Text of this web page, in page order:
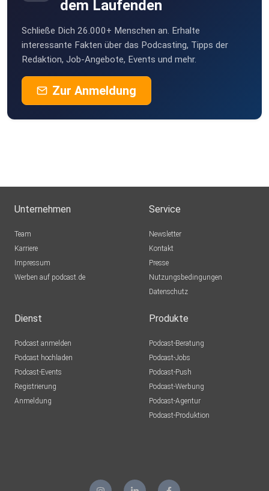
dem Laufenden
Schließe Dich 26.000+ Menschen an. Erhalte
interessante Fakten über das Podcasting, Tipps der
Redaktion, Job-Angebote, Events und mehr.
Zur Anmeldung
Unternehmen
Team
Karriere
Impressum
Werben auf podcast.de
Service
Newsletter
Kontakt
Presse
Nutzungsbedingungen
Datenschutz
Dienst
Podcast anmelden
Podcast hochladen
Podcast-Events
Registrierung
Anmeldung
Produkte
Podcast-Beratung
Podcast-Jobs
Podcast-Push
Podcast-Werbung
Podcast-Agentur
Podcast-Produktion